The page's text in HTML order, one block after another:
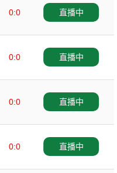
0:0
直播中
0:0
直播中
0:0
直播中
0:0
直播中